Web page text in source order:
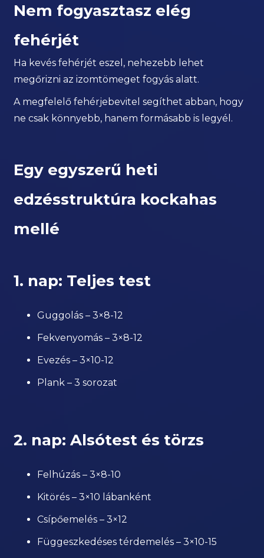
Nem fogyasztasz elég
fehérjét
Ha kevés fehérjét eszel, nehezebb lehet
megőrizni az izomtömeget fogyás alatt.
A megfelelő fehérjebevitel segíthet abban, hogy
ne csak könnyebb, hanem formásabb is legyél.
Egy egyszerű heti
edzésstruktúra kockahas
mellé
1. nap: Teljes test
Guggolás – 3×8-12
Fekvenyomás – 3×8-12
Evezés – 3×10-12
Plank – 3 sorozat
2. nap: Alsótest és törzs
Felhúzás – 3×8-10
Kitörés – 3×10 lábanként
Csípőemelés – 3×12
Függeszkedéses térdemelés – 3×10-15